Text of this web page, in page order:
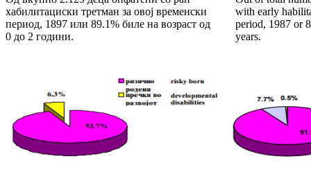
хабилитациски третман за овој временски
период, 1897 или 89.1% биле на возраст од
0 до 2 години.
with early
period, 1987 or
years.